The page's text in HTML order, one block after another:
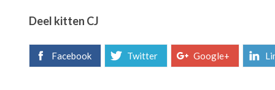
Deel kitten CJ
Facebook Twitter Google+